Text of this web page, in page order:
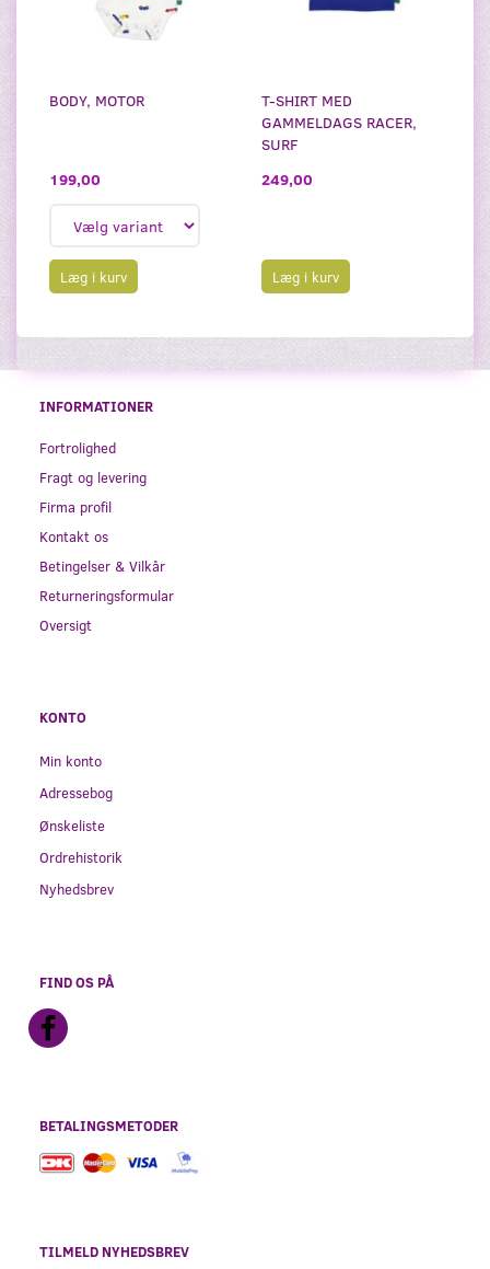
BODY, MOTOR
199,00
Læg i kurv
T-SHIRT MED
GAMMELDAGS RACER,
SURF
249,00
Læg i kurv
INFORMATIONER
Fortrolighed
Fragt og levering
Firma profil
Kontakt os
Betingelser & Vilkår
Returneringsformular
Oversigt
KONTO
Min konto
Adressebog
Ønskeliste
Ordrehistorik
Nyhedsbrev
FIND OS PÅ
BETALINGSMETODER
TILMELD NYHEDSBREV